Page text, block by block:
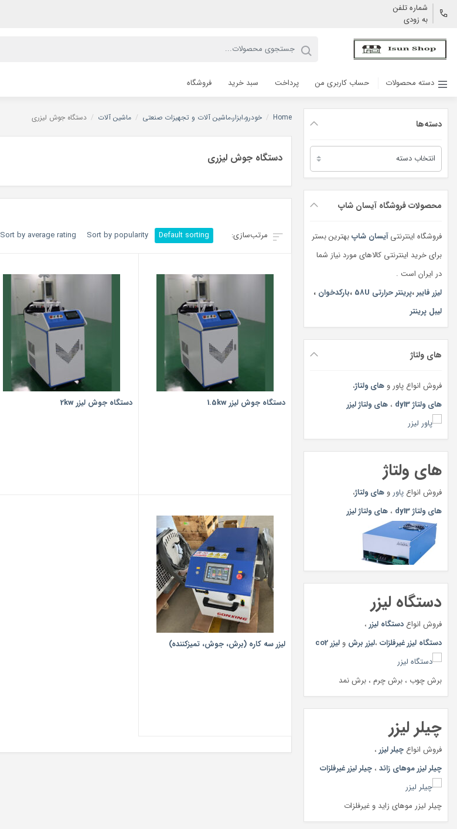
شماره تلفن
به زودی
دسته محصولات حساب کاربری من پرداخت سبد خرید فروشگاه
دسته‌ها
دسته‌ها
محصولات فروشگاه آیسان شاپ
فروشگاه اینترنتیآیسان شاپبهترین بستر
برای خرید اینترنتی کالاهای مورد نیاز شما
در ایران است .
لیزر فایبر،پرینتر حرارتی 58U ،بارکدخوان ،
لیبل پرینتر
های ولتاژ
فروش انواع پاور و های ولتاژ،
های ولتاژ dy13
، های ولتاژ لیزر
های ولتاژ
فروش انواع پاور و های ولتاژ،
های ولتاژ dy13
، های ولتاژ لیزر
دستگاه لیزر
فروش انواع دستگاه لیزر ،
دستگاه لیزر غیرفلزات ،لیزر برش و لیزر co2
برش چوب ، برش چرم ، برش نمد
چیلر لیزر
فروش انواع چیلر لیزر ،
چیلر لیزر موهای زائد ، چیلر لیزر غیرفلزات
چیلر لیزر موهای زاید و غیرفلزات
Home
/ خودرو،ابزار،ماشین آلات و تجهیزات صنعتی / ماشین آلات / دستگاه جوش لیزری
دستگاه جوش لیزری
Default sorting
Sort by popularity
Sort by average rating
دستگاه جوش لیزر 1.5kw دستگاه جوش لیزر 2kw
لیزر سه کاره (برش، جوش، تميزكننده)